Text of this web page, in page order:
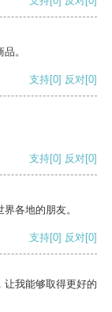
。
支持[0] 反对[0]
支持[0] 反对[0]
各地的朋友。
支持[0] 反对[0]
让我能够取得更好的